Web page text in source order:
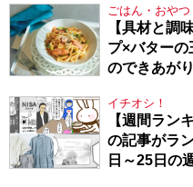
ごはん・おやつ
【具材と調
プ×バターの
のできあが
イチオシ！
【週間ラン
の記事がラ
日～25日の